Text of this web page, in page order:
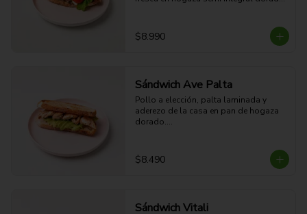
$8.990
Sándwich Ave Palta
Pollo a elección, palta laminada y
aderezo de la casa en pan de hogaza
dorado.
$8.490
Sándwich Vitali